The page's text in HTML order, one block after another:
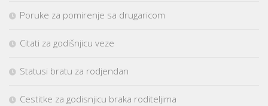
Poruke za pomirenje sa drugaricom
Citati za godišnjicu veze
Statusi bratu za rodjendan
Cestitke za godisnjicu braka roditeljima